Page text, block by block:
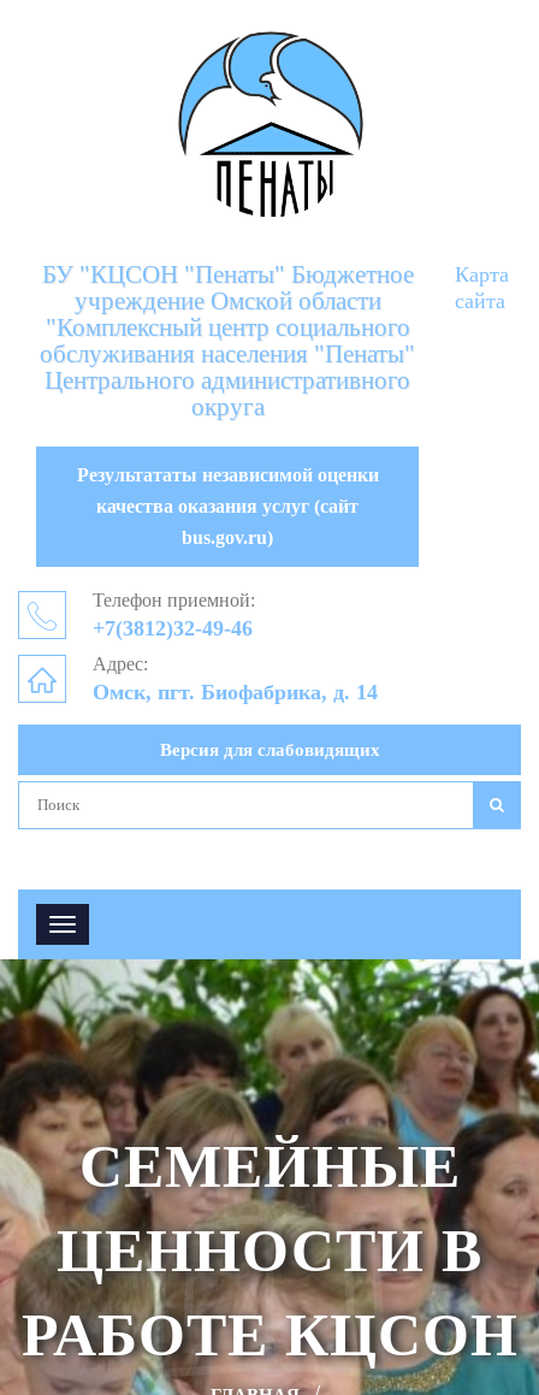
БУ "КЦСОН "Пенаты" Бюджетное
учреждение Омской области
"Комплексный центр социального
обслуживания населения "Пенаты"
Центрального административного
округа
Результататы независимой оценки
качества оказания услуг (сайт
bus.gov.ru)
Карта
сайта
Телефон приемной:
+7(3812)32-49-46
Адрес:
Омск, пгт. Биофабрика, д. 14
Версия для слабовидящих
СЕМЕЙНЫЕ
ЦЕННОСТИ В
РАБОТЕ КЦСОН